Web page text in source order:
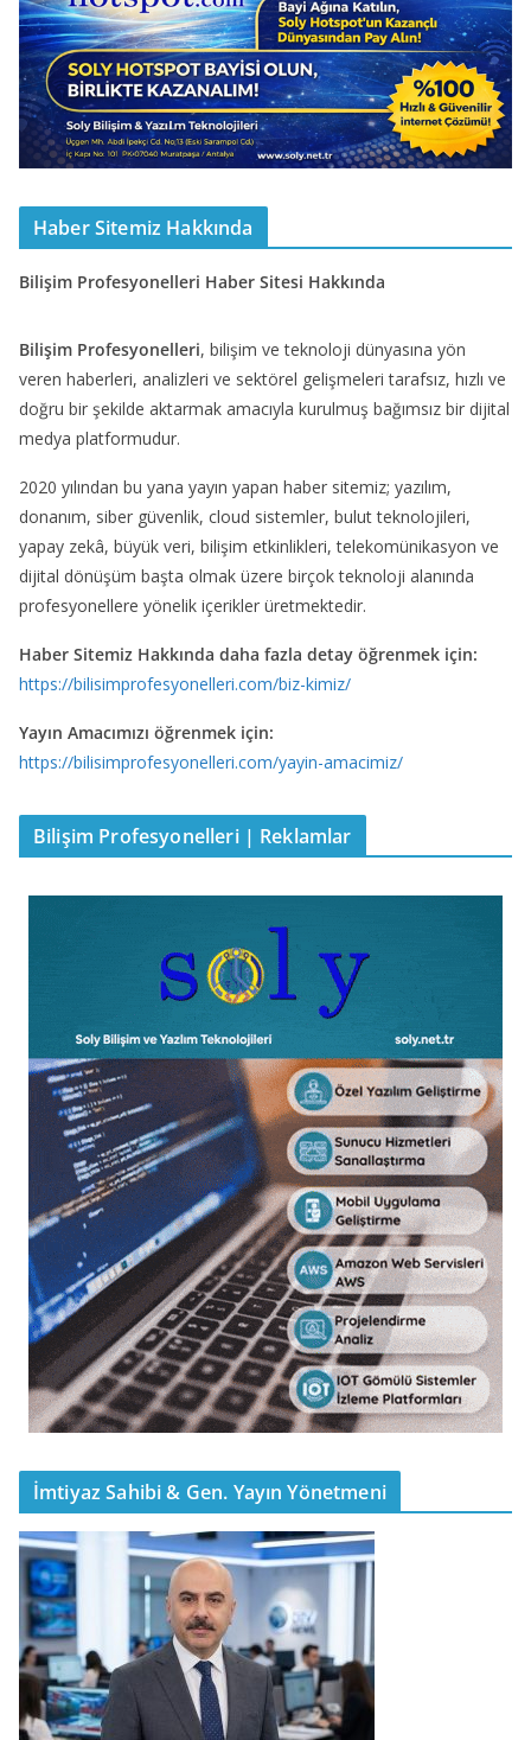
Haber Sitemiz Hakkında
Bilişim Profesyonelleri Haber Sitesi Hakkında
Bilişim Profesyonelleri, bilişim ve teknoloji dünyasına yön
veren haberleri, analizleri ve sektörel gelişmeleri tarafsız, hızlı ve
doğru bir şekilde aktarmak amacıyla kurulmuş bağımsız bir dijital
medya platformudur.
2020 yılından bu yana yayın yapan haber sitemiz; yazılım,
donanım, siber güvenlik, cloud sistemler, bulut teknolojileri,
yapay zekâ, büyük veri, bilişim etkinlikleri, telekomünikasyon ve
dijital dönüşüm başta olmak üzere birçok teknoloji alanında
profesyonellere yönelik içerikler üretmektedir.
Haber Sitemiz Hakkında daha fazla detay öğrenmek için:
https://bilisimprofesyonelleri.com/biz-kimiz/
Yayın Amacımızı öğrenmek için:
https://bilisimprofesyonelleri.com/yayin-amacimiz/
Bilişim Profesyonelleri | Reklamlar
İmtiyaz Sahibi & Gen. Yayın Yönetmeni